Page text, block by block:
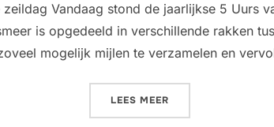
Vandaag stond de jaarlijkse 5 Uurs
is opgedeeld in verschillende rakken
mogelijk mijlen te verzamelen en
LEES MEER